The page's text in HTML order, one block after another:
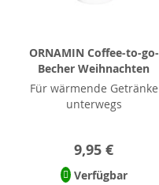
ORNAMIN Coffee-to-go-
Becher Weihnachten
Für wärmende Getränke
unterwegs
9,95 €
Verfügbar